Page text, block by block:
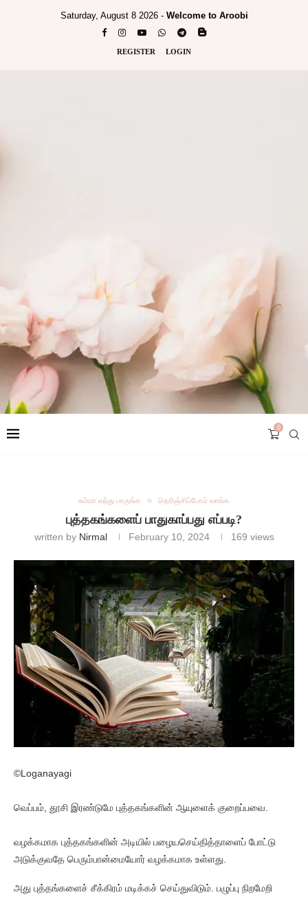
Saturday, August 8 2026 - Welcome to Aroobi
REGISTER LOGIN
0
சும்மா வந்து பாருங்க தெரிஞ்சிப்போம் வாங்க
புத்தகங்களைப் பாதுகாப்பது எப்படி?
written by Nirmal February 10, 2024 169 views
©Loganayagi
வெப்பம், தூசி இரண்டுமே புத்தகங்களின் ஆயுளைக் குறைப்பவை.
வழக்கமாக புத்தகங்களின் அடியில் பழையசெய்தித்தாளைப் போட்டு
அடுக்குவதே பெரும்பான்மையோர் வழக்கமாக உள்ளது.
அது புத்தங்களைச் சீக்கிரம் மடிக்கச் செய்துவிடும். பழுப்பு நிறமேறி